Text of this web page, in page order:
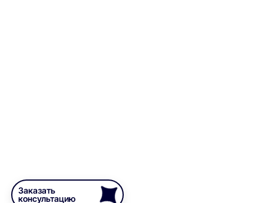
Заказать
консультацию